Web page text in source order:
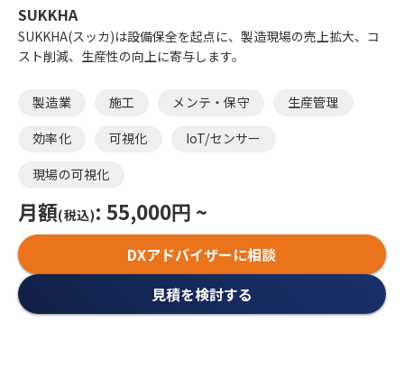
SUKKHA
SUKKHA(スッカ)は設備保全を起点に、製造現場の売上拡大、コ
スト削減、生産性の向上に寄与します。
製造業 施工 メンテ・保守
生産管理
効率化
可視化
IoT/センサー
現場の可視化
月額(税込): 55,000円 ~
DXアドバイザーに相談
見積を検討する